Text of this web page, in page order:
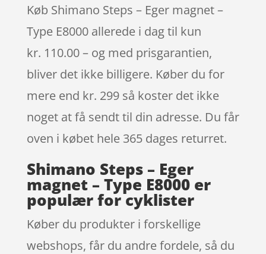
Køb Shimano Steps – Eger magnet –
Type E8000 allerede i dag til kun
kr. 110.00 – og med prisgarantien,
bliver det ikke billigere. Køber du for
mere end kr. 299 så koster det ikke
noget at få sendt til din adresse. Du får
oven i købet hele 365 dages returret.
Shimano Steps – Eger
magnet – Type E8000 er
populær for cyklister
Køber du produkter i forskellige
webshops, får du andre fordele, så du